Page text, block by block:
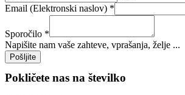
Email (Elektronski naslov) *
Sporočilo *
Napišite nam vaše zahteve, vprašanja, želje ...
Pošljite
Pokličete nas na številko